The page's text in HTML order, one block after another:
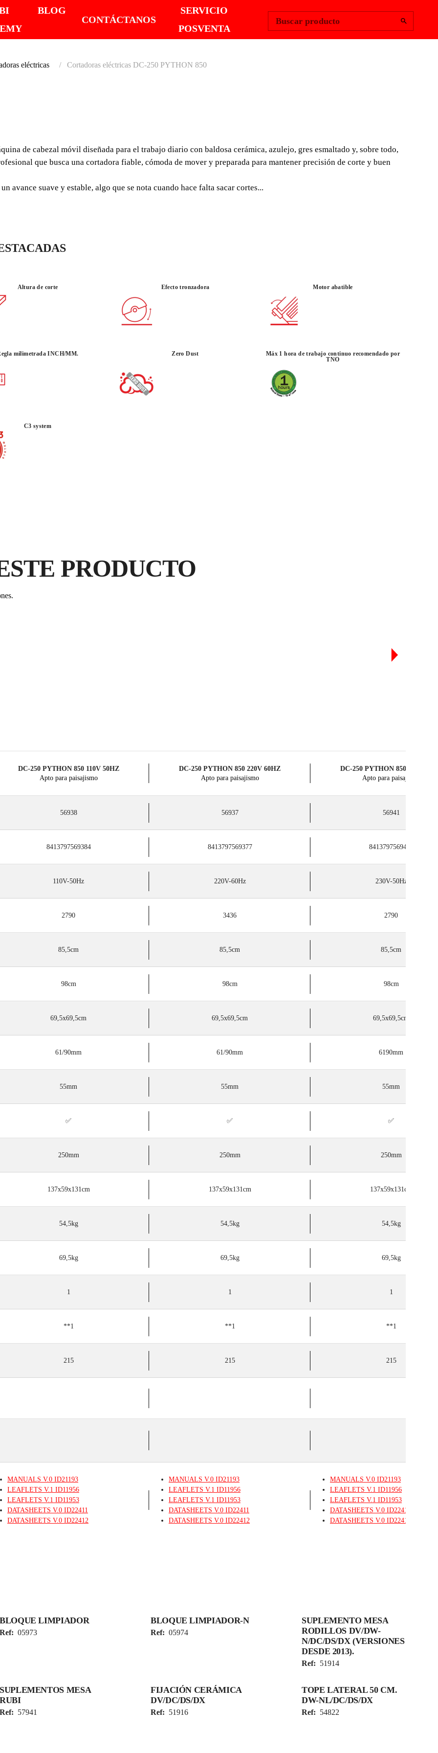
BLOG
CONTÁCTANOS
SERVICIO
POSVENTA
Buscar producto
eléctricas Cortadoras eléctricas DC-250 PYTHON 850
ELÉCTRICAS DC-250
PYTHON 850
de cabezal móvil diseñada para el trabajo diario con baldosa cerámica, azulejo, gres esmaltado y, sobre todo,
que busca una cortadora fiable, cómoda de mover y preparada para mantener precisión de corte y buen
avance suave y estable, algo que se nota cuando hace falta sacar cortes...
Altura de corte Efecto tronzadora Motor abatible
milimetrada INCH/MM. Zero Dust
Máx 1 hora de trabajo continuo recomendado por
TNO
C3 system
PRODUCTO
DC-250 PYTHON 850 110V 50HZ
Apto para paisajismo
DC-250 PYTHON 850 220V 60HZ
Apto para paisajismo
DC-250 PYTHON 850 230V
Apto para paisajismo
56938 56937 56941
8413797569384 8413797569377 8413797569414
110V-50Hz 220V-60Hz 230V-50Hz
2790 3436 2790
85,5cm 85,5cm 85,5cm
98cm 98cm 98cm
69,5x69,5cm 69,5x69,5cm 69,5x69,5cm
61/90mm 61/90mm 6190mm
55mm 55mm 55mm
✅ ✅ ✅
250mm 250mm 250mm
137x59x131cm 137x59x131cm 137x59x131cm
54,5kg 54,5kg 54,5kg
69,5kg 69,5kg 69,5kg
1 1 1
**1 **1 **1
215 215 215
MANUALS V.0 ID21193
LEAFLETS V.1 ID11956
LEAFLETS V.1 ID11953
DATASHEETS V.0 ID22411
DATASHEETS V.0 ID22412
MANUALS V.0 ID21193
LEAFLETS V.1 ID11956
LEAFLETS V.1 ID11953
DATASHEETS V.0 ID22411
DATASHEETS V.0 ID22412
MANUALS V.0 ID21193
LEAFLETS V.1 ID11956
LEAFLETS V.1 ID11953
DATASHEETS V.0 ID22411
DATASHEETS V.0 ID22412
BLOQUE LIMPIADOR
Ref: 05973
BLOQUE LIMPIADOR-N
Ref: 05974
SUPLEMENTO MESA
RODILLOS DV/DW-
N/DC/DS/DX (VERSIONES
DESDE 2013).
Ref: 51914
SUPLEMENTOS MESA
RUBI
Ref: 57941
FIJACIÓN CERÁMICA
DV/DC/DS/DX
Ref: 51916
TOPE LATERAL 50 CM.
DW-NL/DC/DS/DX
Ref: 54822